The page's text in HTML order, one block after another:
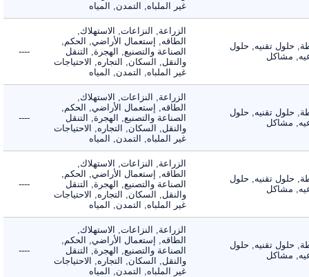
غير الملباه, التمدن, المياه
حلول تقنيه, حلول
مشاكل
الزراعة, النزاعات, الاستهلاك,
الطاقه, إستعمال الأراضي, الحكم,
الصناعة والتصنيع, الهجرة, التنقل
والنقل, السكان, التجاره, الاحتياجات
غير الملباه, التمدن, المياه
----
حلول تقنيه, حلول
مشاكل
الزراعة, النزاعات, الاستهلاك,
الطاقه, إستعمال الأراضي, الحكم,
الصناعة والتصنيع, الهجرة, التنقل
والنقل, السكان, التجاره, الاحتياجات
غير الملباه, التمدن, المياه
----
حلول تقنيه, حلول
مشاكل
الزراعة, النزاعات, الاستهلاك,
الطاقه, إستعمال الأراضي, الحكم,
الصناعة والتصنيع, الهجرة, التنقل
والنقل, السكان, التجاره, الاحتياجات
غير الملباه, التمدن, المياه
----
حلول تقنيه, حلول
مشاكل
الزراعة, النزاعات, الاستهلاك,
الطاقه, إستعمال الأراضي, الحكم,
الصناعة والتصنيع, الهجرة, التنقل
والنقل, السكان, التجاره, الاحتياجات
غير الملباه, التمدن, المياه
----